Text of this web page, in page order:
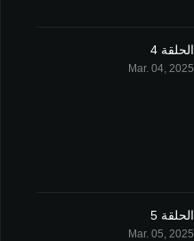
الحلقة 4
Mar. 04, 2025
الحلقة 5
Mar. 05, 2025